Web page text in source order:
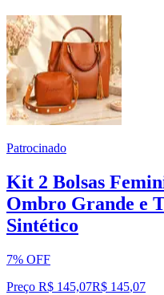
Patrocinado
Kit 2 Bolsas
Ombro Grande e
Sintético
7% OFF
Preço R$ 145,07R$ 145,07